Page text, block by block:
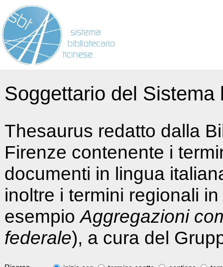
Soggettario del
Thesaurus redatto dalla
Firenze contenente i
documenti in lingua
inoltre i termini regionali
esempioAggregazioni
federale), a cura del